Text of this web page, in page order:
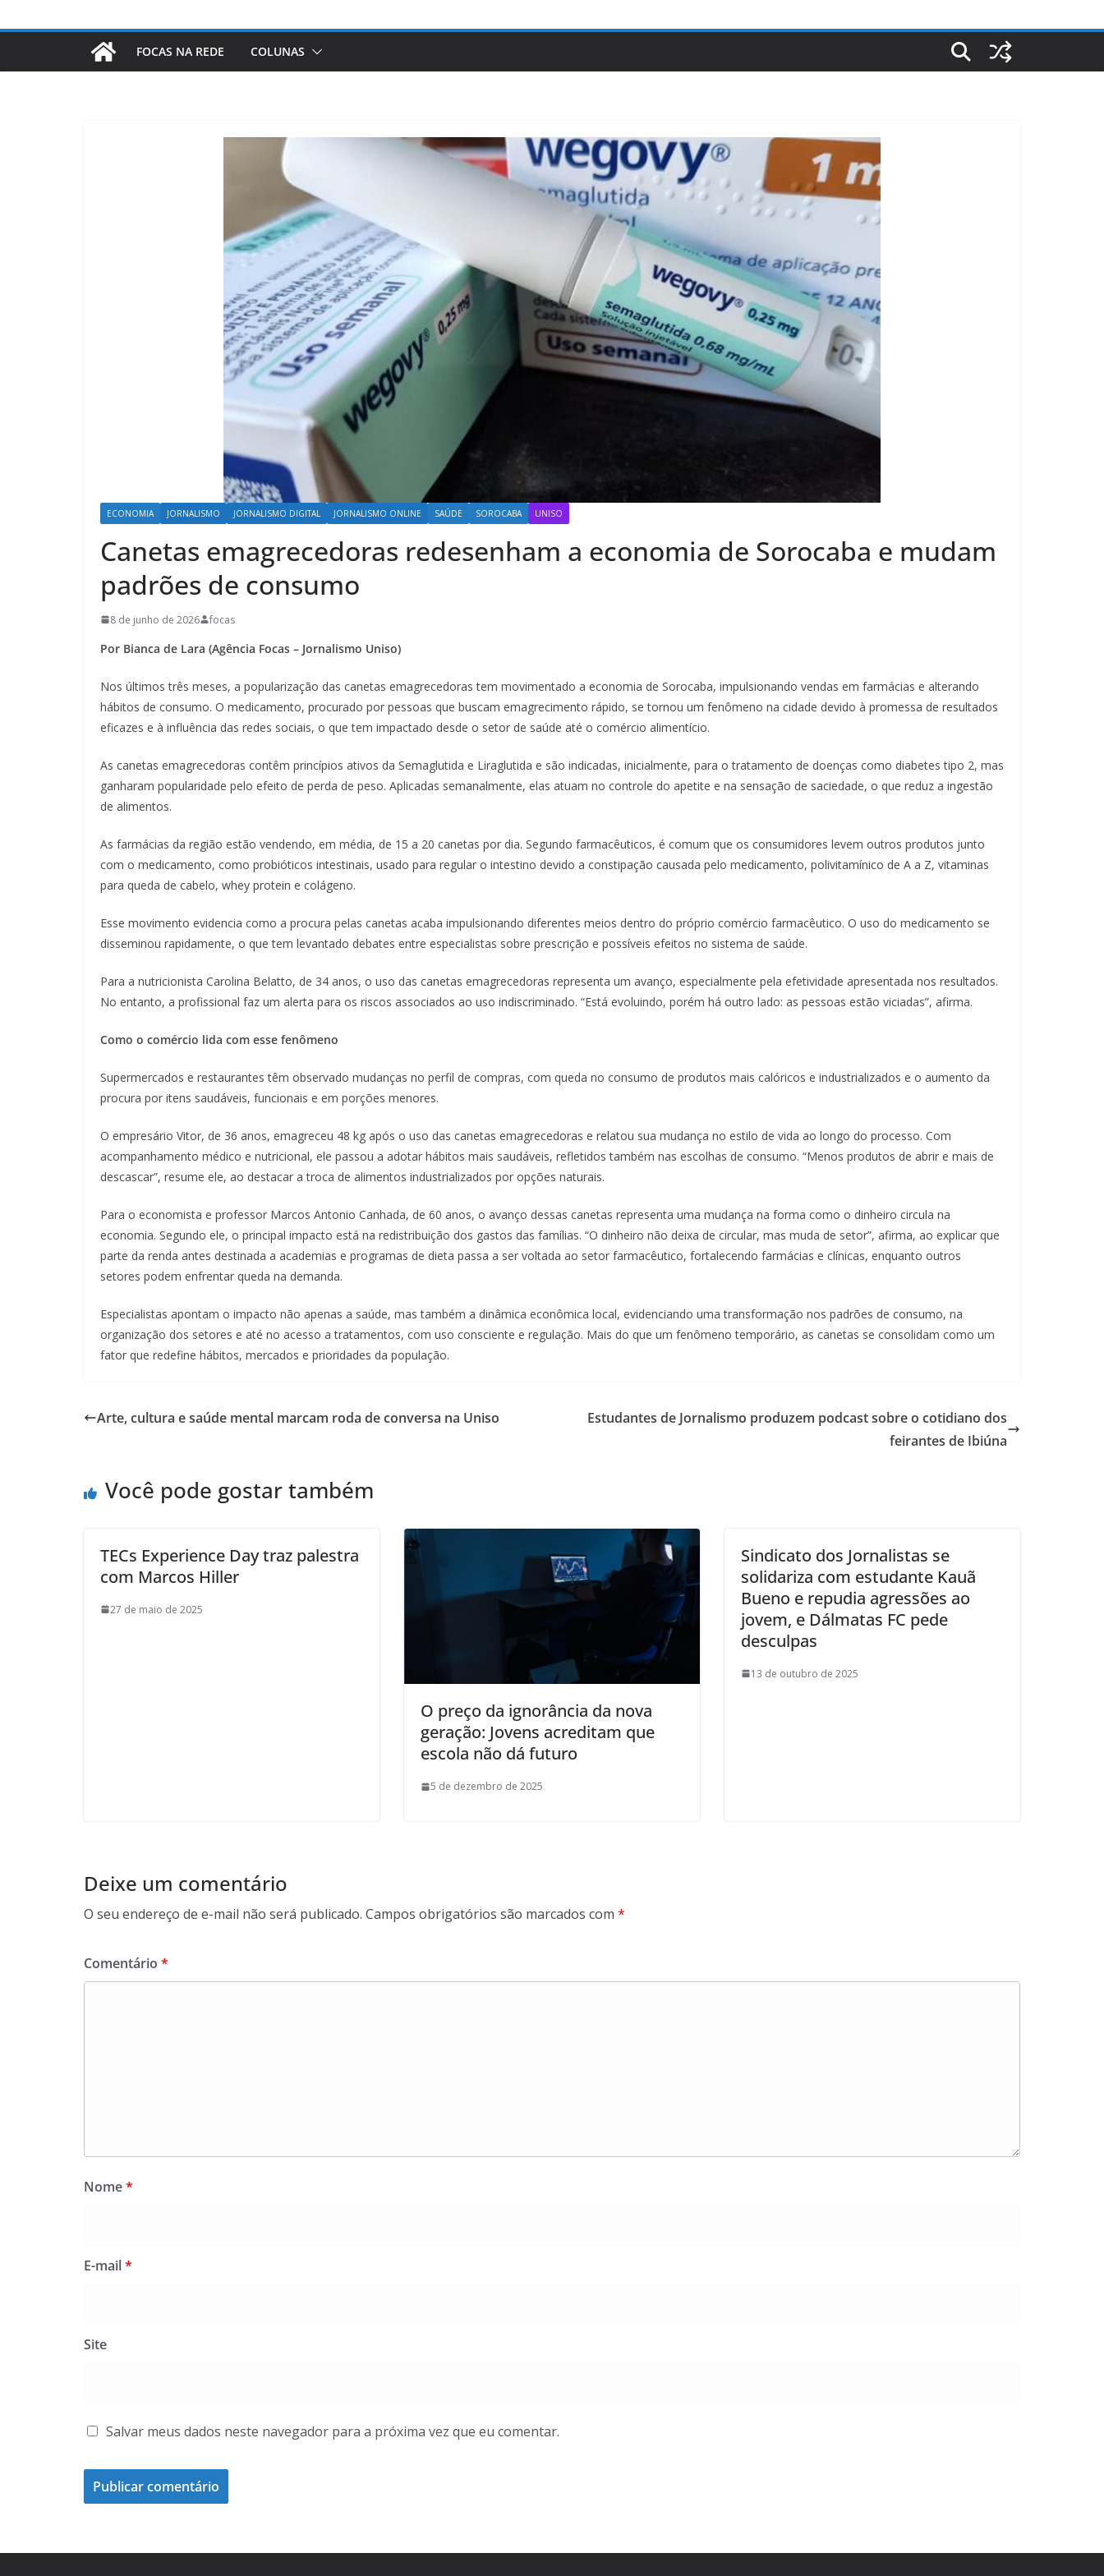
FOCAS NA REDE COLUNAS
ECONOMIA JORNALISMO JORNALISMO DIGITAL JORNALISMO ONLINE SAÚDE SOROCABA UNISO
Canetas emagrecedoras redesenham a economia de Sorocaba e mudam
padrões de consumo
8 de junho de 2026 focas
Por Bianca de Lara (Agência Focas – Jornalismo Uniso)
Nos últimos três meses, a popularização das canetas emagrecedoras tem movimentado a economia de Sorocaba, impulsionando vendas em farmácias e alterando
hábitos de consumo. O medicamento, procurado por pessoas que buscam emagrecimento rápido, se tornou um fenômeno na cidade devido à promessa de resultados
eficazes e à influência das redes sociais, o que tem impactado desde o setor de saúde até o comércio alimentício.
As canetas emagrecedoras contêm princípios ativos da Semaglutida e Liraglutida e são indicadas, inicialmente, para o tratamento de doenças como diabetes tipo 2, mas
ganharam popularidade pelo efeito de perda de peso. Aplicadas semanalmente, elas atuam no controle do apetite e na sensação de saciedade, o que reduz a ingestão
de alimentos.
As farmácias da região estão vendendo, em média, de 15 a 20 canetas por dia. Segundo farmacêuticos, é comum que os consumidores levem outros produtos junto
com o medicamento, como probióticos intestinais, usado para regular o intestino devido a constipação causada pelo medicamento, polivitamínico de A a Z, vitaminas
para queda de cabelo, whey protein e colágeno.
Esse movimento evidencia como a procura pelas canetas acaba impulsionando diferentes meios dentro do próprio comércio farmacêutico. O uso do medicamento se
disseminou rapidamente, o que tem levantado debates entre especialistas sobre prescrição e possíveis efeitos no sistema de saúde.
Para a nutricionista Carolina Belatto, de 34 anos, o uso das canetas emagrecedoras representa um avanço, especialmente pela efetividade apresentada nos resultados.
No entanto, a profissional faz um alerta para os riscos associados ao uso indiscriminado. “Está evoluindo, porém há outro lado: as pessoas estão viciadas”, afirma.
Como o comércio lida com esse fenômeno
Supermercados e restaurantes têm observado mudanças no perfil de compras, com queda no consumo de produtos mais calóricos e industrializados e o aumento da
procura por itens saudáveis, funcionais e em porções menores.
O empresário Vitor, de 36 anos, emagreceu 48 kg após o uso das canetas emagrecedoras e relatou sua mudança no estilo de vida ao longo do processo. Com
acompanhamento médico e nutricional, ele passou a adotar hábitos mais saudáveis, refletidos também nas escolhas de consumo. “Menos produtos de abrir e mais de
descascar”, resume ele, ao destacar a troca de alimentos industrializados por opções naturais.
Para o economista e professor Marcos Antonio Canhada, de 60 anos, o avanço dessas canetas representa uma mudança na forma como o dinheiro circula na
economia. Segundo ele, o principal impacto está na redistribuição dos gastos das famílias. “O dinheiro não deixa de circular, mas muda de setor”, afirma, ao explicar que
parte da renda antes destinada a academias e programas de dieta passa a ser voltada ao setor farmacêutico, fortalecendo farmácias e clínicas, enquanto outros
setores podem enfrentar queda na demanda.
Especialistas apontam o impacto não apenas a saúde, mas também a dinâmica econômica local, evidenciando uma transformação nos padrões de consumo, na
organização dos setores e até no acesso a tratamentos, com uso consciente e regulação. Mais do que um fenômeno temporário, as canetas se consolidam como um
fator que redefine hábitos, mercados e prioridades da população.
Arte, cultura e saúde mental marcam roda de conversa na Uniso
Estudantes de Jornalismo produzem podcast sobre o cotidiano dos
feirantes de Ibiúna
Você pode gostar também
TECs Experience Day traz palestra
com Marcos Hiller
27 de maio de 2025
O preço da ignorância da nova
geração: Jovens acreditam que
escola não dá futuro
5 de dezembro de 2025
Sindicato dos Jornalistas se
solidariza com estudante Kauã
Bueno e repudia agressões ao
jovem, e Dálmatas FC pede
desculpas
13 de outubro de 2025
Deixe um comentário
O seu endereço de e-mail não será publicado. Campos obrigatórios são marcados com *
Comentário *
Nome*
E-mail*
Site
Salvar meus dados neste navegador para a próxima vez que eu comentar.